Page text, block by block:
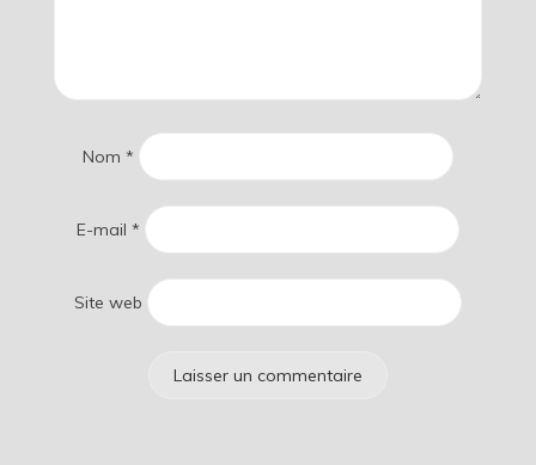
Nom *
E-mail *
Site web